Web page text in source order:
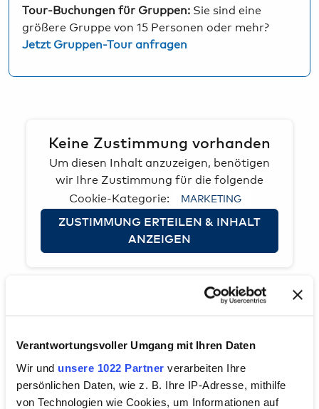
Verantwortungsvoller Umgang mit Ihren Daten
Wir und unsere 1022 Partner verarbeiten Ihre
persönlichen Daten, wie z. B. Ihre IP-Adresse, mithilfe
von Technologien wie Cookies, um Informationen auf
Tour-Buchungen für Gruppen: Sie sind eine
größere Gruppe von 15 Personen oder mehr?
Jetzt Gruppen-Tour anfragen
Keine Zustimmung vorhanden
Um diesen Inhalt anzuzeigen, benötigen
wir Ihre Zustimmung für die folgende
Cookie-Kategorie:
MARKETING
ZUSTIMMUNG ERTEILEN & INHALT
ANZEIGEN